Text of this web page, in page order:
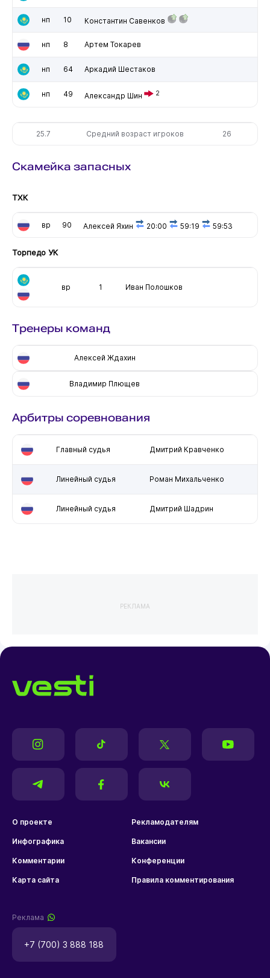
нп 10 Константин Савенков
нп 8 Артем Токарев
нп 64 Аркадий Шестаков
нп 49 Александр Шин 2
25.7 Средний возраст игроков 26
Скамейка запасных
ТХК
вр 90 Алексей Яхин 20:00 59:19 59:53
Торпедо УК
вр 1 Иван Полошков
Тренеры команд
Алексей Ждахин
Владимир Плющев
Арбитры соревнования
Главный судья Дмитрий Кравченко
Линейный судья Роман Михальченко
Линейный судья Дмитрий Шадрин
РЕКЛАМА
О проекте Рекламодателям
Инфографика Вакансии
Комментарии Конференции
Карта сайта Правила комментирования
Реклама
+7 (700) 3 888 188